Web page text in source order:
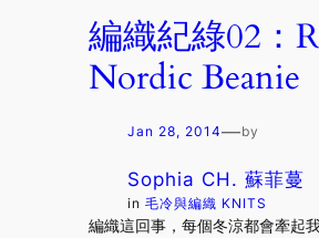
編織紀綠02：
Nordic Beanie
Jan 28, 2014—by
Sophia CH. 蘇菲蔓
in毛冷與編織 KNITS
編織這回事，每個冬涼都會牽起